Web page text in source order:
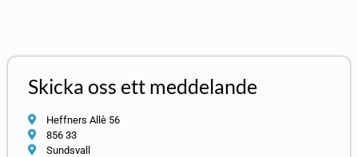
Skicka oss ett meddelande
Heffners Allè 56
856 33
Sundsvall